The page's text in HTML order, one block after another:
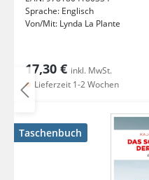
Sprache: Englisch
Von/Mit: Lynda La Plante
17,30 € inkl. MwSt.
Lieferzeit 1-2 Wochen
Taschenbuch